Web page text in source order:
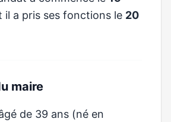
il a pris ses fonctions le 20
maire
de 39 ans (né en